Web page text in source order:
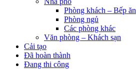
Phòng khách – Bếp ăn
Phòng ngủ
Các phòng khác
Văn phòng – Khách sạn
Cải tạo
Đã hoàn thành
Đang thi công